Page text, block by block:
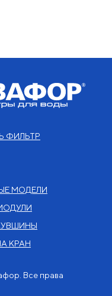
Все права
КРАН
МОДЕЛИ
ФИЛЬТР